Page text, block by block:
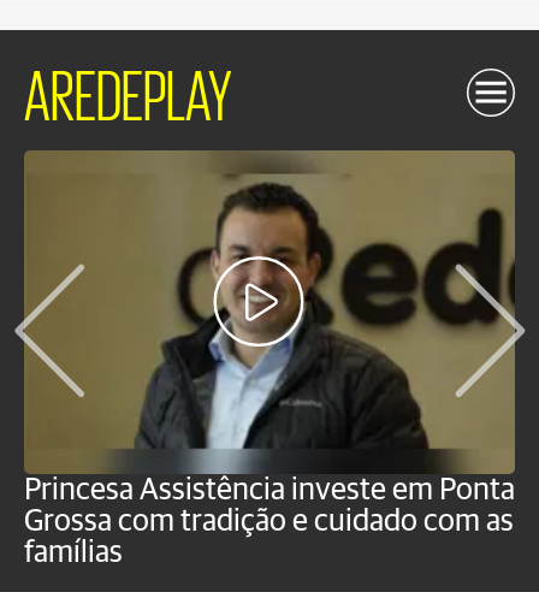
AREDEPLAY
Princesa Assistência investe em Ponta
Grossa com tradição e cuidado com as
famílias